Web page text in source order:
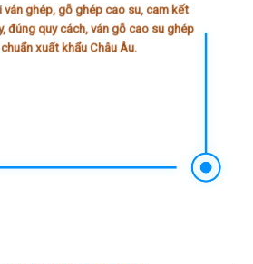
ván ghép, gỗ ghép cao su, cam kết
đúng quy cách, ván gỗ cao su ghép
xuất khẩu Châu Âu.